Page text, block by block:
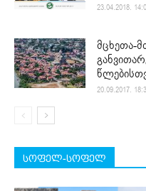
23.04.2018.
მცხეთა-
20.09.2017.
სოფელ-სოფელ